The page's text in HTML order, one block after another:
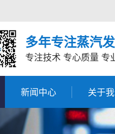
多年专注蒸汽
专注技术 专心质量 专
新闻中心 关于